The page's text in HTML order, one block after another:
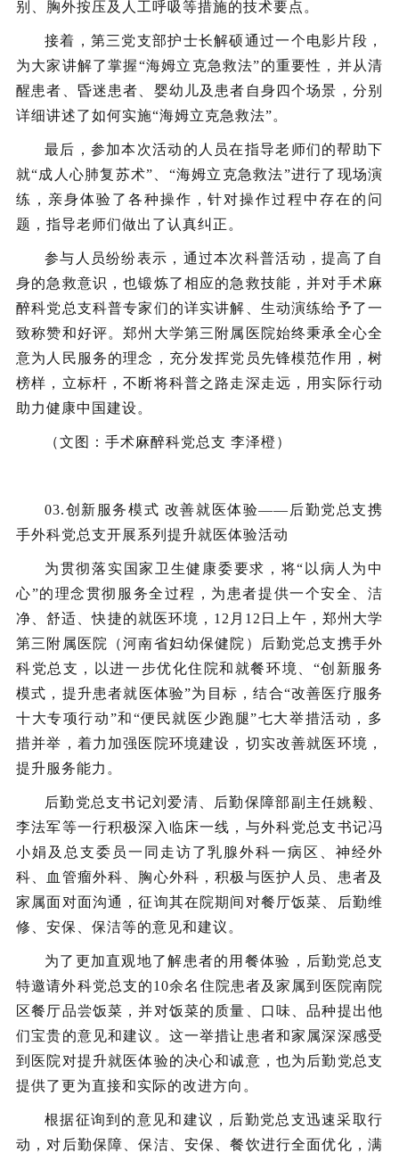
别、胸外按压及人工呼吸等措施的技术要点。
接着，第三党支部护士长解硕通过一个电影片段，
为大家讲解了掌握“海姆立克急救法”的重要性，并从清
醒患者、昏迷患者、婴幼儿及患者自身四个场景，分别
详细讲述了如何实施“海姆立克急救法”。
最后，参加本次活动的人员在指导老师们的帮助下
就“成人心肺复苏术”、“海姆立克急救法”进行了现场演
练，亲身体验了各种操作，针对操作过程中存在的问
题，指导老师们做出了认真纠正。
参与人员纷纷表示，通过本次科普活动，提高了自
身的急救意识，也锻炼了相应的急救技能，并对手术麻
醉科党总支科普专家们的详实讲解、生动演练给予了一
致称赞和好评。郑州大学第三附属医院始终秉承全心全
意为人民服务的理念，充分发挥党员先锋模范作用，树
榜样，立标杆，不断将科普之路走深走远，用实际行动
助力健康中国建设。
（文图：手术麻醉科党总支 李泽橙）
03.创新服务模式 改善就医体验——后勤党总支携
手外科党总支开展系列提升就医体验活动
为贯彻落实国家卫生健康委要求，将“以病人为中
心”的理念贯彻服务全过程，为患者提供一个安全、洁
净、舒适、快捷的就医环境，12月12日上午，郑州大学
第三附属医院（河南省妇幼保健院）后勤党总支携手外
科党总支，以进一步优化住院和就餐环境、“创新服务
模式，提升患者就医体验”为目标，结合“改善医疗服务
十大专项行动”和“便民就医少跑腿”七大举措活动，多
措并举，着力加强医院环境建设，切实改善就医环境，
提升服务能力。
后勤党总支书记刘爱清、后勤保障部副主任姚毅、
李法军等一行积极深入临床一线，与外科党总支书记冯
小娟及总支委员一同走访了乳腺外科一病区、神经外
科、血管瘤外科、胸心外科，积极与医护人员、患者及
家属面对面沟通，征询其在院期间对餐厅饭菜、后勤维
修、安保、保洁等的意见和建议。
为了更加直观地了解患者的用餐体验，后勤党总支
特邀请外科党总支的10余名住院患者及家属到医院南院
区餐厅品尝饭菜，并对饭菜的质量、口味、品种提出他
们宝贵的意见和建议。这一举措让患者和家属深深感受
到医院对提升就医体验的决心和诚意，也为后勤党总支
提供了更为直接和实际的改进方向。
根据征询到的意见和建议，后勤党总支迅速采取行
动，对后勤保障、保洁、安保、餐饮进行全面优化，满